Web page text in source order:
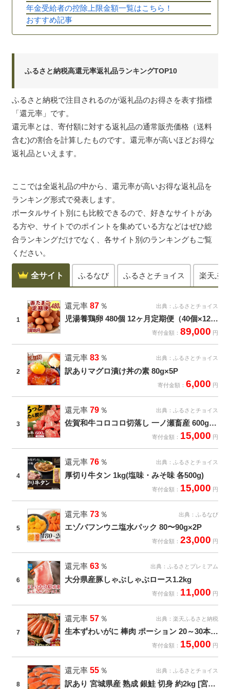
年金受給者の控除上限金額一覧はこちら！
おすすめ記事
ふるさと納税高還元率返礼品ランキングTOP10
ふるさと納税で注目されるのが返礼品のお得さを表す指標
「還元率」です。
還元率とは、寄付額に対する返礼品の通常販売価格（送料
含む)の割合を計算したものです。還元率が高いほどお得な
返礼品といえます。
ここでは全返礼品の中から、還元率が高いお得な返礼品を
ランキング形式で発表します。
ポータルサイト別にも比較できるので、好きなサイトがあ
る方や、サイトでのポイントを集めている方などはぜひ総
合ランキングだけでなく、各サイト別のランキングもご覧
ください。
全サイト ふるなび ふるさとチョイス 楽天ふ
1
還元率 87 ％ 出典： ふるさとチョイス
児湯養鶏卵 480個 12ヶ月定期便（40個×12回）
寄付金額：89,000 円
2
還元率 83 ％ 出典： ふるさとチョイス
訳ありマグロ漬け丼の素 80g×5P
寄付金額：6,000 円
3
還元率 79 ％ 出典： ふるさとチョイス
佐賀和牛コロコロ切落し 一ノ瀬畜産 600g(300g×2袋)
寄付金額： 15,000 円
4
還元率 76 ％ 出典： ふるさとチョイス
厚切り牛タン 1kg(塩味・みそ味 各500g)
寄付金額： 15,000 円
5
還元率 73 ％ 出典： ふるなび
エゾバフンウニ塩水パック 80〜90g×2P
寄付金額：23,000 円
6
還元率 63 ％ 出典： ふるさとプレミアム
大分県産豚しゃぶしゃぶロース1.2kg
寄付金額： 11,000 円
7
還元率 57 ％ 出典： 楽天ふるさと納税
生本ずわいがに 棒肉 ポーション 20～30本入 総重量 約500g [カネダイ 宮城県 気仙沼市 20562793] むき身 カニ かに 生 ずわいがに ズワイガニ ずわい蟹 ズワイ蟹 蟹 カニ カニ脚 蟹脚 カニ棒肉 カニ 蟹 カニしゃぶ
寄付金額： 15,000 円
8
還元率 55 ％ 出典： ふるさとチョイス
訳あり 宮城県産 熟成 銀鮭 切身 約2kg [宮城東洋 宮城県 気仙沼市 20563343] 鮭 海鮮 魚介類 国産 さけ 鮭 甘口 サケ 鮭切身 シャケ 切り身 冷凍 おかず 弁当 支援 事業者支援 サーモン 魚 銀鮭切り身